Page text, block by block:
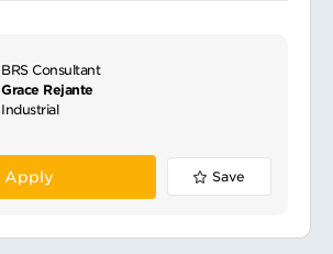
BRS Consultant
Grace Rejante
Industrial
Apply Save